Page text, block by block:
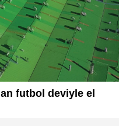
futbol deviyle el